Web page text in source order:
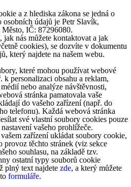
a z hlediska zákona se jedná o
osobních údajů je Petr Slavík,
IČ: 87296080.
nás můžete kontaktovat a jak
cookies), se dozvíte v dokumentu
který najdete na našem webu.
které mohou používat webové
personalizaci obsahu a reklam,
nebo analýze návštěvnosti,
stránka pamatovala vaše
do vašeho zařízení (např. do
telefonu). Každá webová stránka
své vlastní soubory cookies pouze
vašeho prohlížeče.
zařízení ukládat soubory cookie,
provoz těchto stránek (viz sekce
souhlasu, na základě tzv.
ostatní typy souborů cookie
plný text najdete zde, a který můžete
formuláře.